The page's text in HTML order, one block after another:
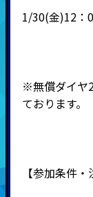
1/30(金)12
※無償ダイヤ
ております。
【参加条件・